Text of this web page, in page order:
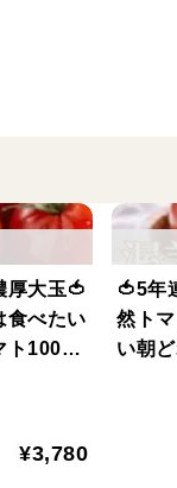
郎ヨーク』は、
味と果肉感が魅力
も寄り添う『食卓
厚大玉🍅
食べたい
ト100年
¥3,780
🍅5年
然ト
い朝